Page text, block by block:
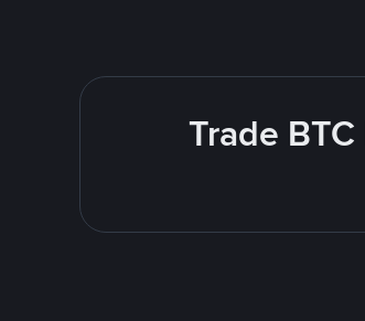
Trade